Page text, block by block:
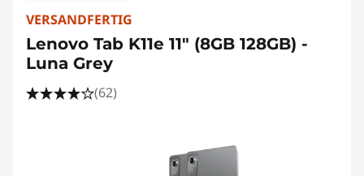
VERSANDFERTIG
Lenovo Tab K11e 11" (8GB 128GB) -
Luna Grey
(62)